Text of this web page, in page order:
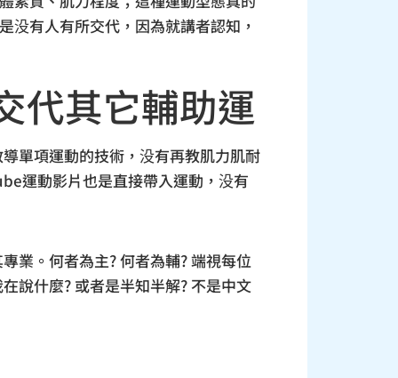
没有人有所交代，因為就講者認知，
代其它輔助運
單項運動的技術，没有再教肌力肌耐
運動影片也是直接帶入運動，没有
業。何者為主? 何者為輔? 端視每位
說什麼? 或者是半知半解? 不是中文